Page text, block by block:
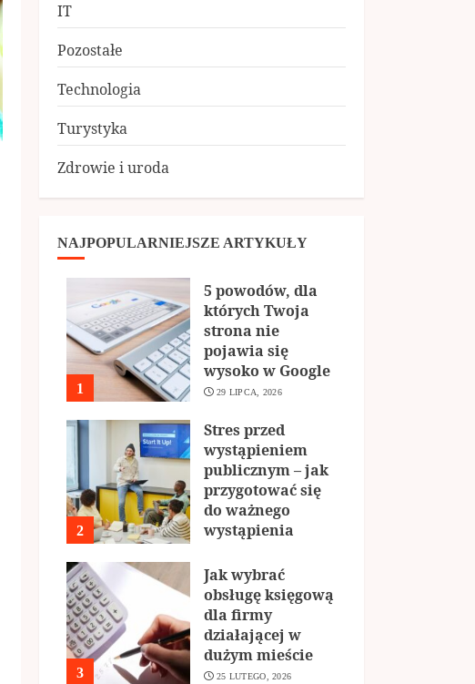
IT
Pozostałe
Technologia
Turystyka
Zdrowie i uroda
NAJPOPULARNIEJSZE ARTYKUŁY
1
5 powodów, dla
których Twoja
strona nie
pojawia się
wysoko w Google
29 LIPCA, 2026
2
Stres przed
wystąpieniem
publicznym – jak
przygotować się
do ważnego
wystąpienia
3
Jak wybrać
obsługę księgową
dla firmy
działającej w
dużym mieście
25 LUTEGO, 2026